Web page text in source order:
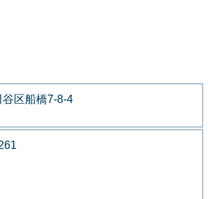
区船橋7-8-4